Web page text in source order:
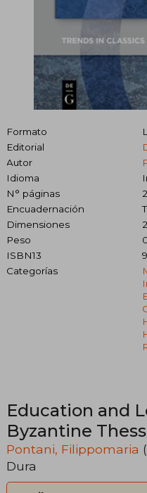
Formato
Editorial
Autor
Idioma
N° páginas
Encuadernación
Dimensiones
Peso
ISBN13
Categorías
Education and
Byzantine
Pontani, Filippomaria
Dura